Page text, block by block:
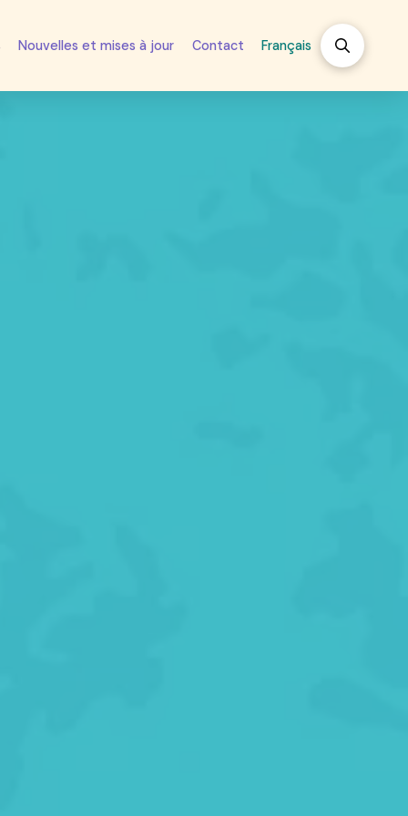
Nouvelles et mises à jour Contact Français